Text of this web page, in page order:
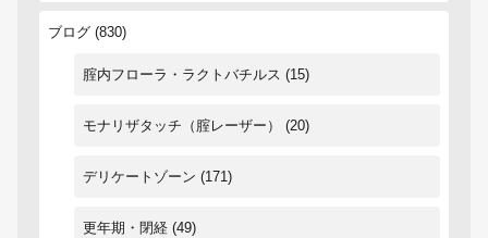
ブログ (830)
腟内フローラ・ラクトバチルス (15)
モナリザタッチ（腟レーザー） (20)
デリケートゾーン (171)
更年期・閉経 (49)